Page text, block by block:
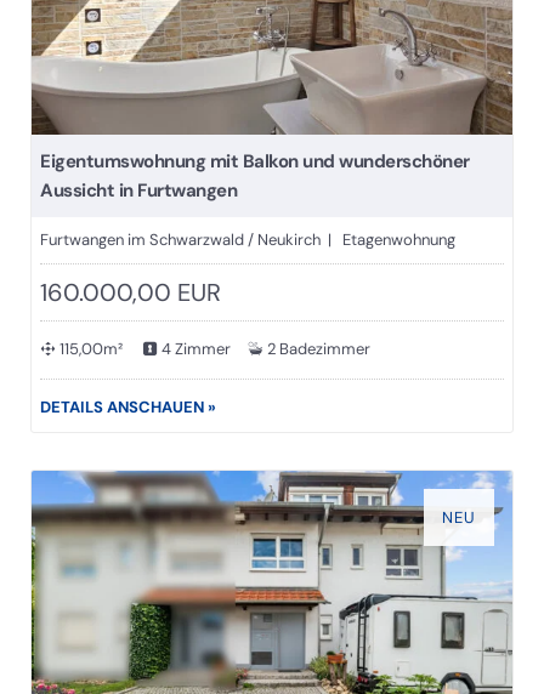
Eigentumswohnung mit Balkon und wunderschöner
Aussicht in Furtwangen
Furtwangen im Schwarzwald / Neukirch | Etagenwohnung
160.000,00 EUR
115,00m² 4 Zimmer 2 Badezimmer
DETAILS ANSCHAUEN »
NEU